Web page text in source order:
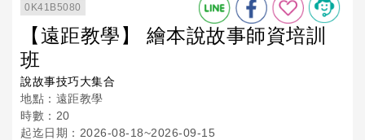
0K41B5080
【遠距教學】 繪本說故事師資培訓
班
說故事技巧大集合
地點：遠距教學
時數：20
起迄日期：2026-08-18~2026-09-15